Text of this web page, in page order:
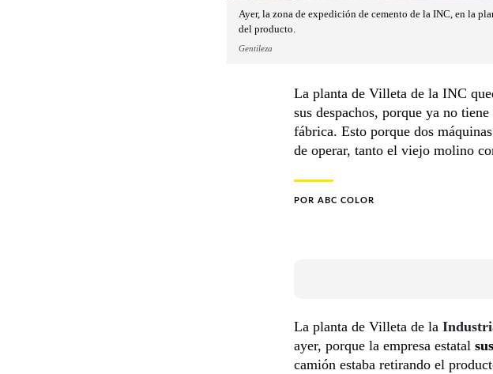
Ayer, la zona de expedición de cemento de la INC, en la
del producto.
Gentileza
La planta de Villeta de la INC
sus despachos, porque ya no
fábrica. Esto porque dos
de operar, tanto el viejo molino
POR ABC COLOR
La planta de Villeta de la
ayer, porque la empresa estatal
camión estaba retirando el